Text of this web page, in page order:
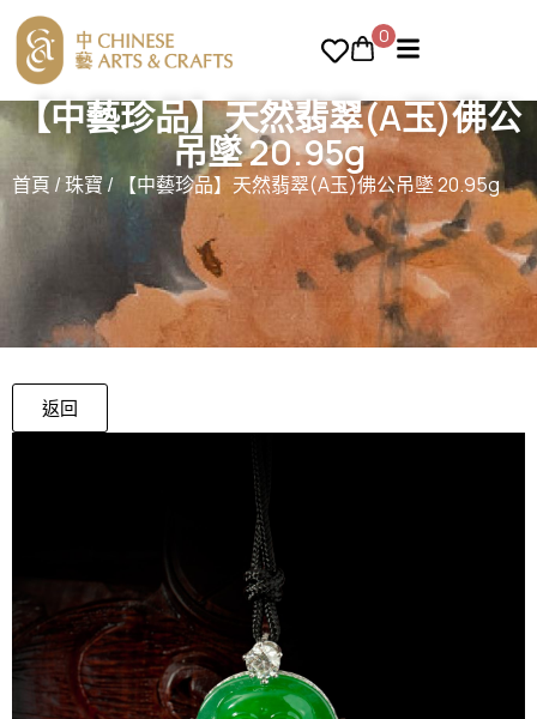
0
【中藝珍品】天然翡翠(A玉)佛公
吊墜 20.95g
首頁 /珠寶/ 【中藝珍品】天然翡翠(A玉)佛公吊墜 20.95g
返回